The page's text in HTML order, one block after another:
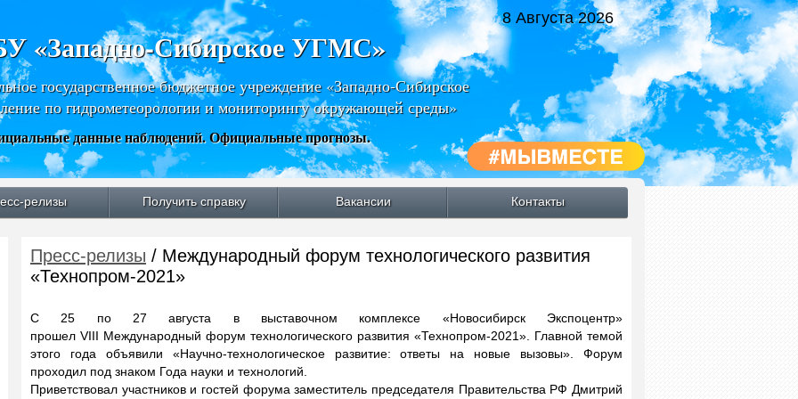
8 Августа 2026
«Западно-Сибирское УГМС»
государственное бюджетное учреждение «Западно-Сибирское
по гидрометеорологии и мониторингу окружающей среды»
данные наблюдений. Официальные прогнозы.
релизы Получить справку Вакансии Контакты
Пресс-релизы / Международный форум технологического развития
«Технопром-2021»
С 25 по 27 августа в выставочном комплексе «Новосибирск Экспоцентр»
прошел VIII Международный форум технологического развития «Технопром-2021». Главной темой
этого года объявили «Научно-технологическое развитие: ответы на новые вызовы». Форум
проходил под знаком Года науки и технологий.
Приветствовал участников и гостей форума заместитель председателя Правительства РФ Дмитрий